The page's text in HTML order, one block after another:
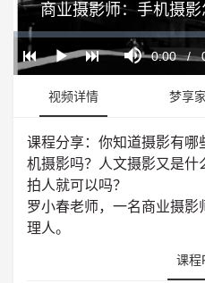
Play
Mute
Current
Time
0:00 /
Loaded:
0%
Progress:
0%
商业摄影师：手机摄影
视频详情 梦享
课程分享：你知道摄影有
机摄影吗？人文摄影又是
拍人就可以吗？
罗小春老师，一名商业摄
理人。
课程